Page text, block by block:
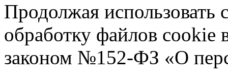
Продолжая использовать
обработку файлов cookie
законом №152-ФЗ «О